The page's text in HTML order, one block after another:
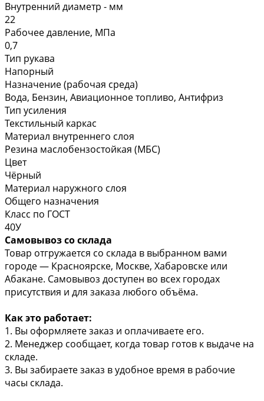
Внутренний диаметр - мм
22
Рабочее давление, МПа
0,7
Тип рукава
Напорный
Назначение (рабочая среда)
Вода, Бензин, Авиационное топливо, Антифриз
Тип усиления
Текстильный каркас
Материал внутреннего слоя
Резина маслобензостойкая (МБС)
Цвет
Чёрный
Материал наружного слоя
Общего назначения
Класс по ГОСТ
40У
Самовывоз со склада
Товар отгружается со склада в выбранном вами
городе — Красноярске, Москве, Хабаровске или
Абакане. Самовывоз доступен во всех городах
присутствия и для заказа любого объёма.
Как это работает:
1. Вы оформляете заказ и оплачиваете его.
2. Менеджер сообщает, когда товар готов к выдаче на
складе.
3. Вы забираете заказ в удобное время в рабочие
часы склада.